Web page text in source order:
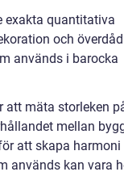
exakta quantitativa
och
används i barocka
att mäta storleken
mellan
att skapa harmoni
används kan vara